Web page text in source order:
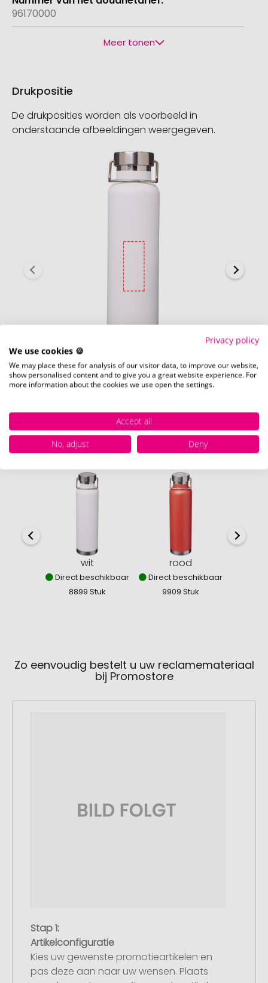
96170000
Meer tonen
Drukpositie
De drukposities worden als voorbeeld in
onderstaande afbeeldingen weergegeven.
kap (Ø 3 mm)
Beschikbare kleuren
wit
Direct beschikbaar
8899 Stuk
rood
Direct beschikbaar
9909 Stuk
Zo eenvoudig bestelt u uw reclamemateriaal
bij Promostore
Stap 1:
Artikelconfiguratie
Kies uw gewenste promotieartikelen en
pas deze aan naar uw wensen. Plaats
Privacy policy
We use cookies 🍪
We may place these for analysis of our visitor data, to improve our website,
show personalised content and to give you a great website experience. For
more information about the cookies we use open the settings.
Accept all
No, adjust
Deny